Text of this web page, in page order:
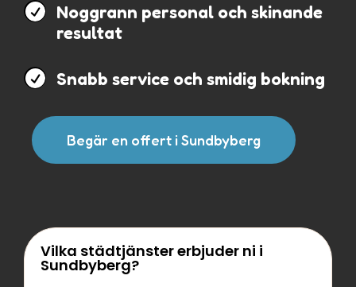
 Noggrann personal och skinande
resultat
 Snabb service och smidig bokning
Begär en offert i Sundbyberg
Vilka städtjänster erbjuder ni i
Sundbyberg?